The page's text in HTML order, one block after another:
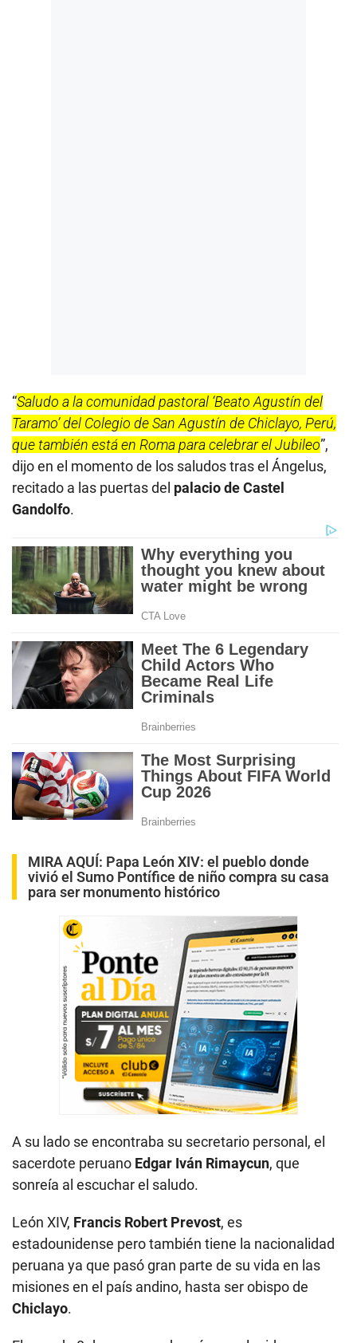
“Saludo a la comunidad pastoral ‘Beato Agustín del
Taramo’ del Colegio de San Agustín de Chiclayo, Perú,
que también está en Roma para celebrar el Jubileo”,
dijo en el momento de los saludos tras el Ángelus,
recitado a las puertas del palacio de Castel
Gandolfo.
MIRA AQUÍ: Papa León XIV: el pueblo donde
vivió el Sumo Pontífice de niño compra su casa
para ser monumento histórico
A su lado se encontraba su secretario personal, el
sacerdote peruano Edgar Iván Rimaycun, que
sonreía al escuchar el saludo.
León XIV, Francis Robert Prevost, es
estadounidense pero también tiene la nacionalidad
peruana ya que pasó gran parte de su vida en las
misiones en el país andino, hasta ser obispo de
Chiclayo.